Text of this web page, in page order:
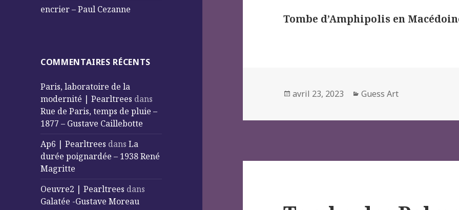
encrier – Paul Cezanne
COMMENTAIRES RÉCENTS
Paris, laboratoire de la
modernité | Pearltrees dans
Rue de Paris, temps de pluie –
1877 – Gustave Caillebotte
Ap6 | Pearltrees dansLa
durée poignardée – 1938 René
Magritte
Oeuvre2 | Pearltrees dans
Galatée -Gustave Moreau
Tombe d’Amphipolis en
Posted
avril 23, 2023 Categories
Guess Art